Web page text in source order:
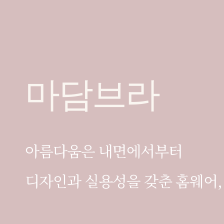
마담브라
아름다움은 내면에서부터
디자인과 실용성을 갖춘 홈웨어